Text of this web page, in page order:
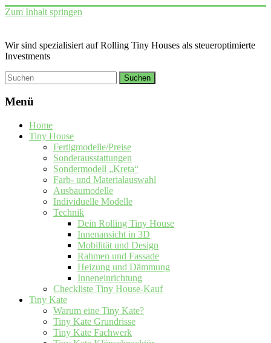
Zum Inhalt springen
Wir sind spezialisiert auf Rolling Tiny Houses als steueroptimierte
Investments
Menü
Home
Tiny House
Fertigmodelle/Preise
Sonderausstattungen
Sondermodell „Kreta“
Farb- und Materialauswahl
Ausbaumodelle
Individuelle Modelle
Technik
Dein Rolling Tiny House
Innenansicht in 3D
Mobilität und Design
Rahmen und Fassade
Heizung und Dämmung
Inneneinrichtung
Checkliste Tiny House-Kauf
Tiny Kate
Warum eine Tiny Kate?
Tiny Kate Grundrisse
Tiny Kate Fachwerk